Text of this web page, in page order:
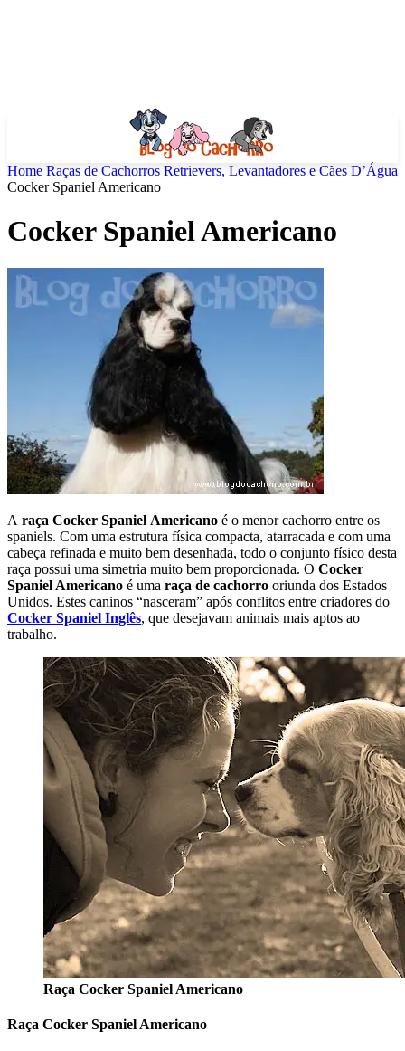
Home Raças de Cachorros Retrievers, Levantadores e Cães D’Água
Cocker Spaniel Americano
Cocker Spaniel Americano
A raça Cocker Spaniel Americano é o menor cachorro entre os
spaniels. Com uma estrutura física compacta, atarracada e com uma
cabeça refinada e muito bem desenhada, todo o conjunto físico desta
raça possui uma simetria muito bem proporcionada. O Cocker
Spaniel Americano é uma raça de cachorro oriunda dos Estados
Unidos. Estes caninos “nasceram” após conflitos entre criadores do
Cocker Spaniel Inglês, que desejavam animais mais aptos ao
trabalho.
Raça Cocker Spaniel Americano
Raça Cocker Spaniel Americano